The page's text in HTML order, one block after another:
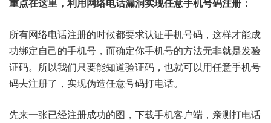
所有网络电话注册的时候都要求认证手机号码，这样才能成
功绑定自己的手机号，而确定你手机号的方法无非就是发验
证码。所以我们只要能知道验证码，也就可以用任意手机号
码去注册了，实现伪造任意号码打电话。
先来一张已经注册成功的图，下载手机客户端，亲测打电话